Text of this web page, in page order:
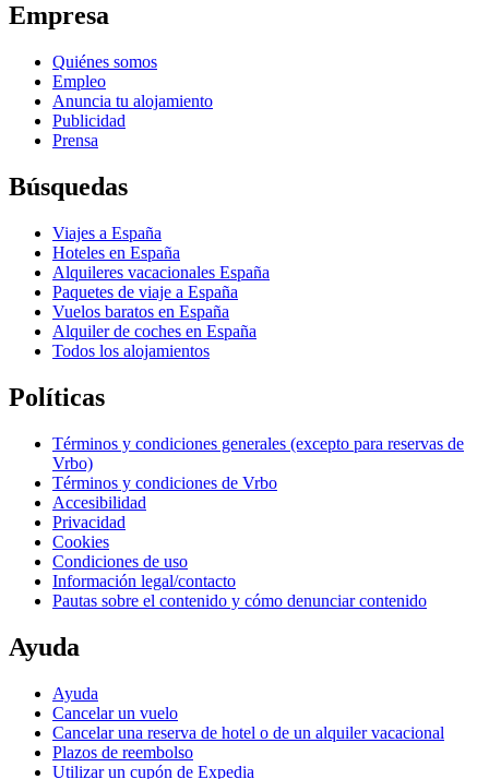
Empresa
Quiénes somos
Empleo
Anuncia tu alojamiento
Publicidad
Prensa
Búsquedas
Viajes a España
Hoteles en España
Alquileres vacacionales España
Paquetes de viaje a España
Vuelos baratos en España
Alquiler de coches en España
Todos los alojamientos
Políticas
Términos y condiciones generales (excepto para reservas de
Vrbo)
Términos y condiciones de Vrbo
Accesibilidad
Privacidad
Cookies
Condiciones de uso
Información legal/contacto
Pautas sobre el contenido y cómo denunciar contenido
Ayuda
Ayuda
Cancelar un vuelo
Cancelar una reserva de hotel o de un alquiler vacacional
Plazos de reembolso
Utilizar un cupón de Expedia